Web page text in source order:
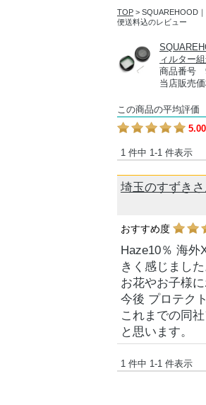
TOP > SQUAREHOOD
便送料込のレビュー
ィルター
商品番号
当店販売
この商品の平均評価
5.00
1 件中 1-1 件表示
埼玉のすずきさ
おすすめ度
Haze10％ 海外
きく感じまし
お花やお子様
今後 プロテク
これまでの同
と思います。
1 件中 1-1 件表示